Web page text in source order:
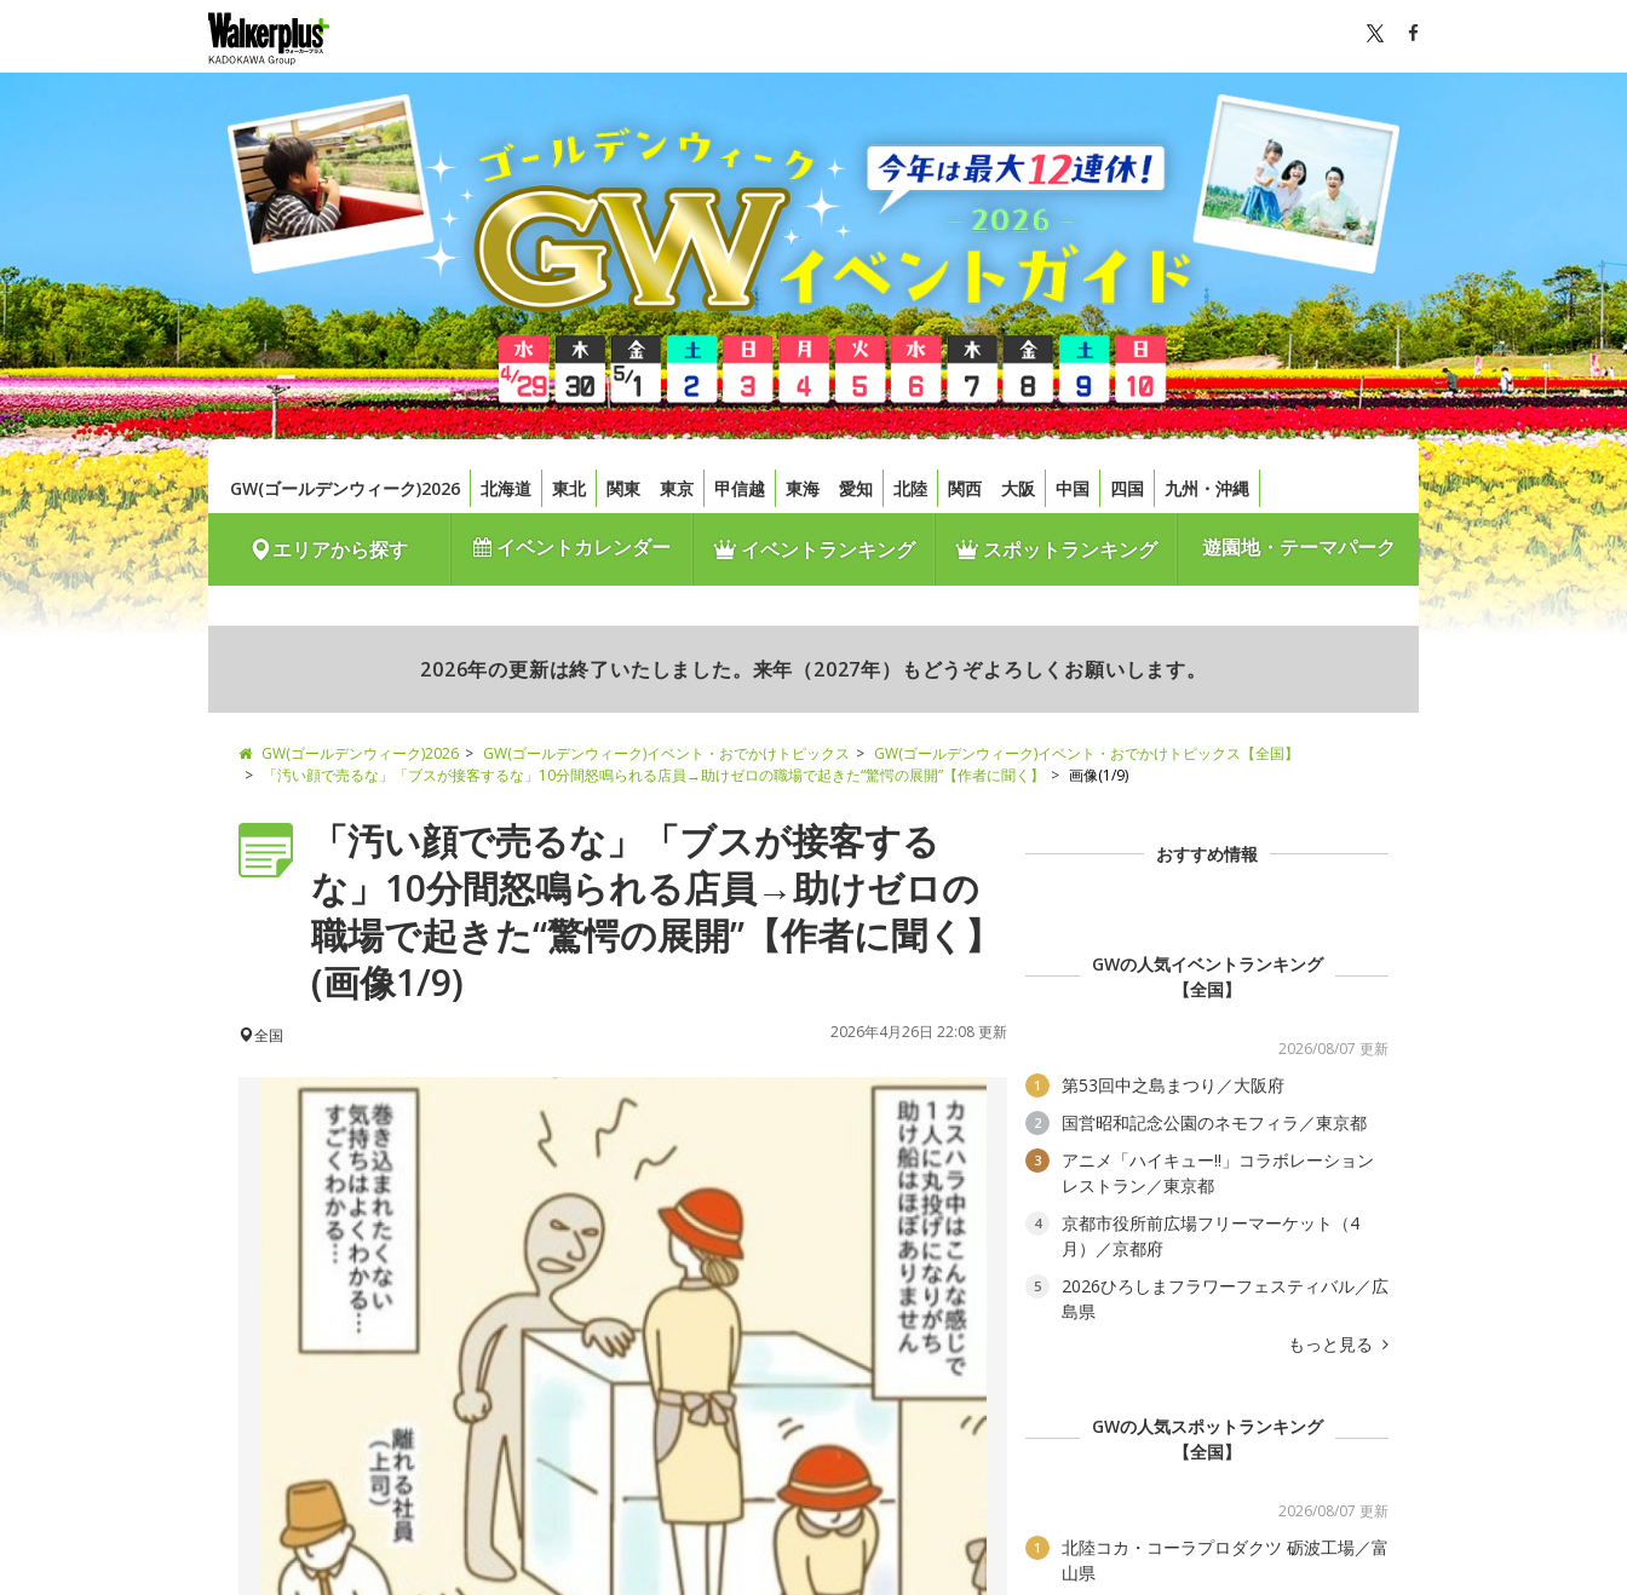
GW(ゴールデンウィーク)2026 北海道 東北 関東 東京 甲信越 東海 愛知 北陸 関西 大阪 中国 四国 九州・沖縄
エリアから探す イベントカレンダー イベントランキング スポットランキング 遊園地・テーマパーク
2026年の更新は終了いたしました。来年（2027年）もどうぞよろしくお願いします。
GW(ゴールデンウィーク)2026 GW(ゴールデンウィーク)イベント・おでかけトピックス
GW(ゴールデンウィーク)イベント・おでかけトピックス【全国】
「汚い顔で売るな」「ブスが接客するな」10分間怒鳴られる店員→助けゼロの職場で起きた“驚愕の展開”【作者に聞く】
画像(1/9)
「汚い顔で売るな」「ブスが接客する
な」10分間怒鳴られる店員→助けゼロの
職場で起きた“驚愕の展開”【作者に聞く】
(画像1/9)
全国 2026年4月26日 22:08 更新
おすすめ情報
GWの人気イベントランキング
【全国】
2026/08/07 更新
1 第53回中之島まつり／大阪府
2 国営昭和記念公園のネモフィラ／東京都
3
アニメ「ハイキュー!!」コラボレーション
レストラン／東京都
4
京都市役所前広場フリーマーケット（4
月）／京都府
5
2026ひろしまフラワーフェスティバル／広
島県
もっと見る
GWの人気スポットランキング
【全国】
2026/08/07 更新
1
北陸コカ・コーラプロダクツ 砺波工場／富
山県